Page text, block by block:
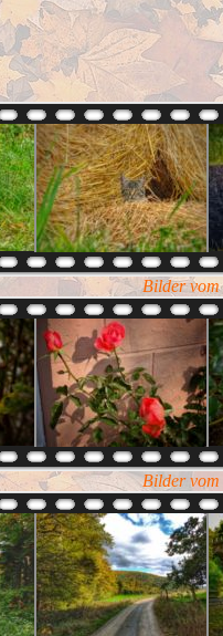
Bilder vom
Bilder vom